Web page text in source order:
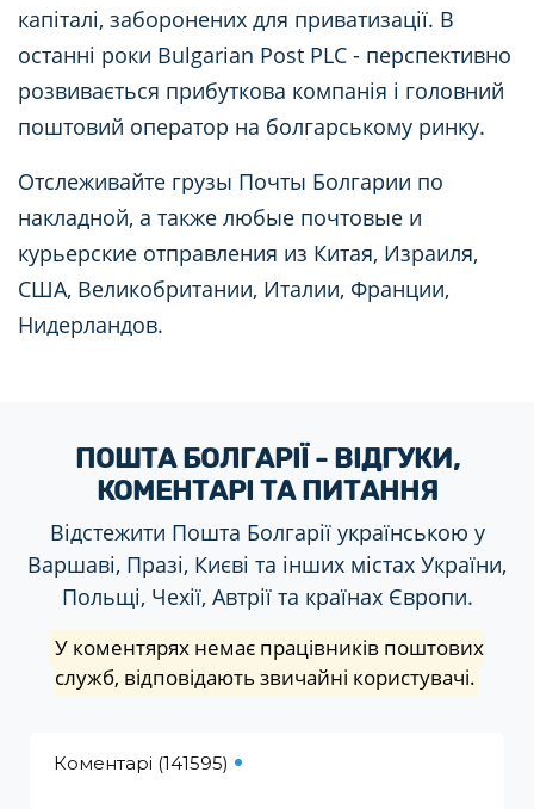
капіталі, заборонених для приватизації. В
останні роки Bulgarian Post PLC - перспективно
розвивається прибуткова компанія і головний
поштовий оператор на болгарському ринку.
Отслеживайте грузы Почты Болгарии по
накладной, а также любые почтовые и
курьерские отправления из Китая, Израиля,
США, Великобритании, Италии, Франции,
Нидерландов.
ПОШТА БОЛГАРІЇ - ВІДГУКИ,
КОМЕНТАРІ ТА ПИТАННЯ
Відстежити Пошта Болгарії українською у
Варшаві, Празі, Києві та інших містах України,
Польщі, Чехії, Автрії та країнах Європи.
У коментярях немає працівників поштових
служб, відповідають звичайні користувачі.